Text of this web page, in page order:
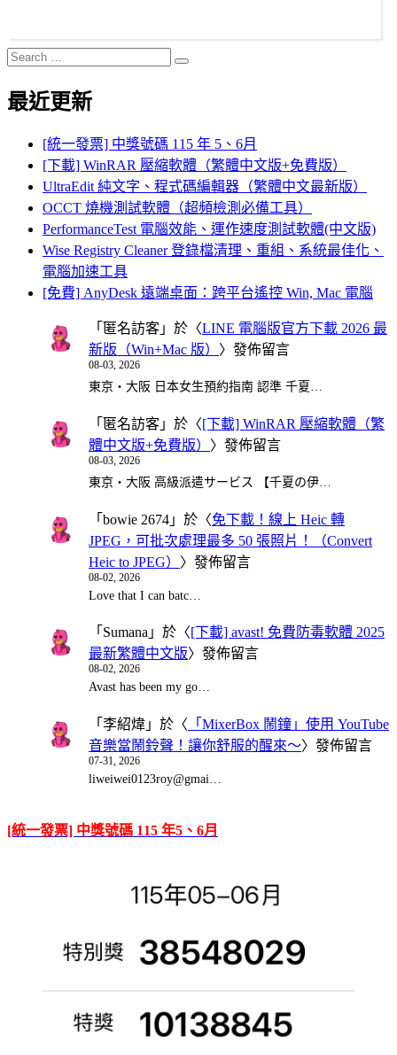
Search
for:
Search
最近更新
[統一發票] 中獎號碼 115 年 5、6月
[下載] WinRAR 壓縮軟體（繁體中文版+免費版）
UltraEdit 純文字、程式碼編輯器（繁體中文最新版）
OCCT 燒機測試軟體（超頻檢測必備工具）
PerformanceTest 電腦效能、運作速度測試軟體(中文版)
Wise Registry Cleaner 登錄檔清理、重組、系統最佳化、
電腦加速工具
[免費] AnyDesk 遠端桌面：跨平台遙控 Win, Mac 電腦
「 匿名訪客 」於〈LINE 電腦版官方下載 2026 最
新版（Win+Mac 版） 〉發佈留言
08-03, 2026
東京・大阪 日本女生預約指南 認準 千夏…
「 匿名訪客 」於〈[下載] WinRAR 壓縮軟體（繁
體中文版+免費版） 〉發佈留言
08-03, 2026
東京・大阪 高級派遣サービス 【千夏の伊…
「 bowie 2674 」於〈免下載！線上 Heic 轉
JPEG，可批次處理最多 50 張照片！（Convert
Heic to JPEG） 〉發佈留言
08-02, 2026
Love that I can batc…
「 Sumana 」於〈[下載] avast! 免費防毒軟體 2025
最新繁體中文版〉發佈留言
08-02, 2026
Avast has been my go…
「 李紹煒 」於〈 「MixerBox 鬧鐘」使用 YouTube
音樂當鬧鈴聲！讓你舒服的醒來～〉發佈留言
07-31, 2026
liweiwei0123roy@gmai…
[統一發票] 中獎號碼 115 年5、6月